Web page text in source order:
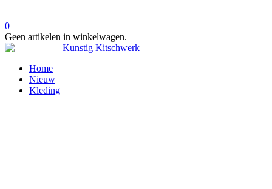
0
Geen artikelen in winkelwagen.
Home
Nieuw
Kleding